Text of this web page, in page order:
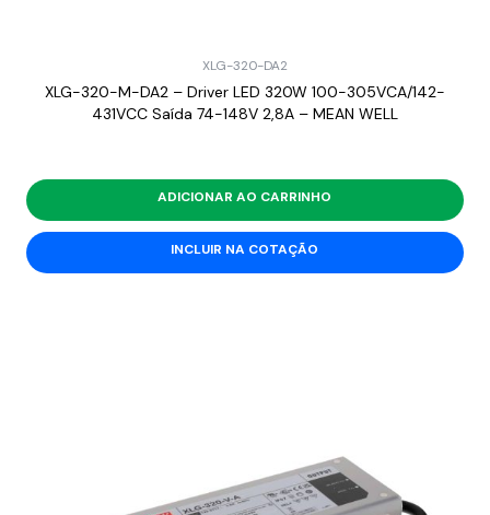
XLG-320-DA2
XLG-320-M-DA2 – Driver LED 320W 100-305VCA/142-
431VCC Saída 74-148V 2,8A – MEAN WELL
ADICIONAR AO CARRINHO
INCLUIR NA COTAÇÃO